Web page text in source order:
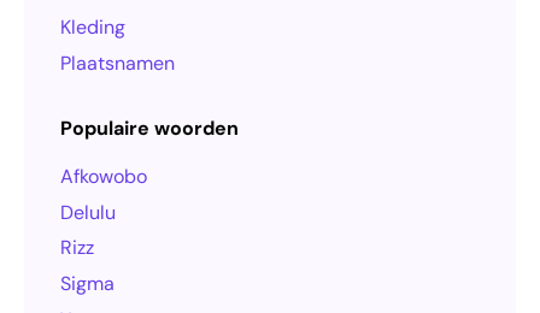
Kleding
Plaatsnamen
Populaire woorden
Afkowobo
Delulu
Rizz
Sigma